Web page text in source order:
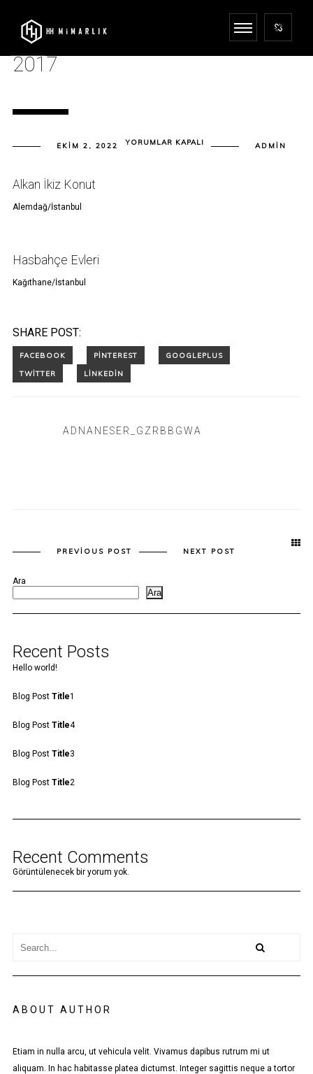
2017
EKIM 2, 2022 2017
YORUMLAR KAPALI ADMIN
Alkan İkiz Konut
Alemdağ/İstanbul
Hasbahçe Evleri
Kağıthane/İstanbul
SHARE POST:
ADNANESER_GZRBBGWA
PREVIOUS POST NEXT POST
Ara
Ara
Recent Posts
Hello world!
Blog Post Title1
Blog Post Title4
Blog Post Title3
Blog Post Title2
Recent Comments
Görüntülenecek bir yorum yok.
ABOUT AUTHOR
Etiam in nulla arcu, ut vehicula velit. Vivamus dapibus rutrum mi ut
aliquam. In hac habitasse platea dictumst. Integer sagittis neque a tortor